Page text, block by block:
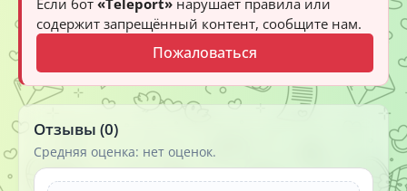
содержит запрещённый контент, сообщите нам.
Пожаловаться
Отзывы (0)
Средняя оценка: нет оценок.